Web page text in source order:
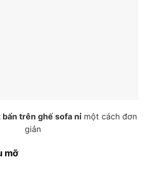
bẩn trên ghế sofa nỉmột cách đơn
giản
mỡ